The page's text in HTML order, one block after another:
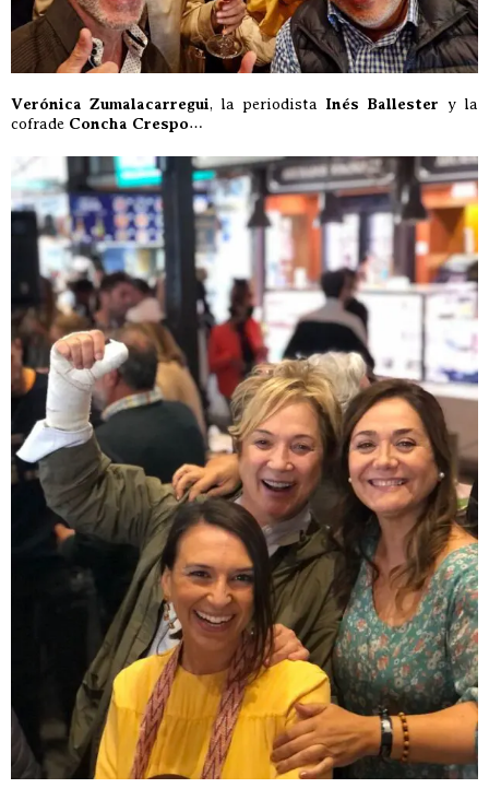
Verónica Zumalacarregui, la periodista Inés Ballester y la
cofrade Concha Crespo…